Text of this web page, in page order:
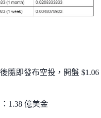
隨即發布空投，開盤 $1.06
1.38 億美金